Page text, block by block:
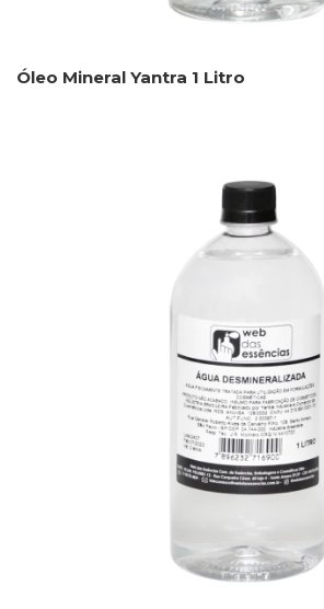
Óleo Mineral Yantra 1 Litro